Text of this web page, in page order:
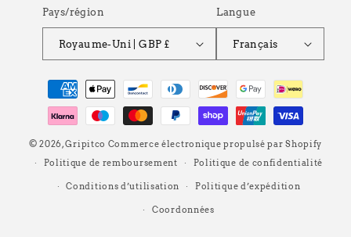
Pays/région
Royaume-Uni | GBP £
Langue
Français
Moyens
paiement
© 2026,Gripitco Commerce électronique propulsé par Shopify
Politique de remboursement
Politique de confidentialité
Conditions d’utilisation Politique d’expédition
Coordonnées